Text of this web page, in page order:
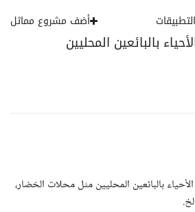
بالبائعين المحليين
أضف مشروع مماثل
بالبائعين المحليين مثل محلات الخضار،